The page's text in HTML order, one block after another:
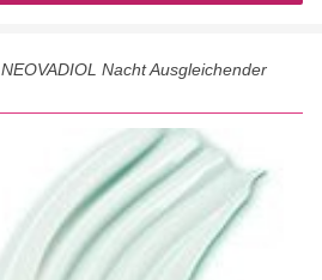
NEOVADIOL Nacht Ausgleichender